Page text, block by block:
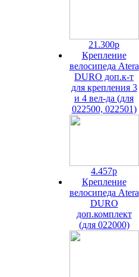
21.300р
Крепление
велосипеда Atera
DURO доп.к-т
для крепления 3
и 4 вел-да (для
022500, 022501)
4.457р
Крепление
велосипеда Atera
DURO
доп.комплект
(для 022000)